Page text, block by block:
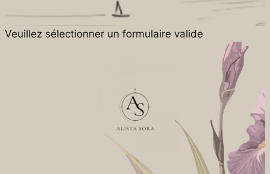
Veuillez sélectionner un formulaire valide